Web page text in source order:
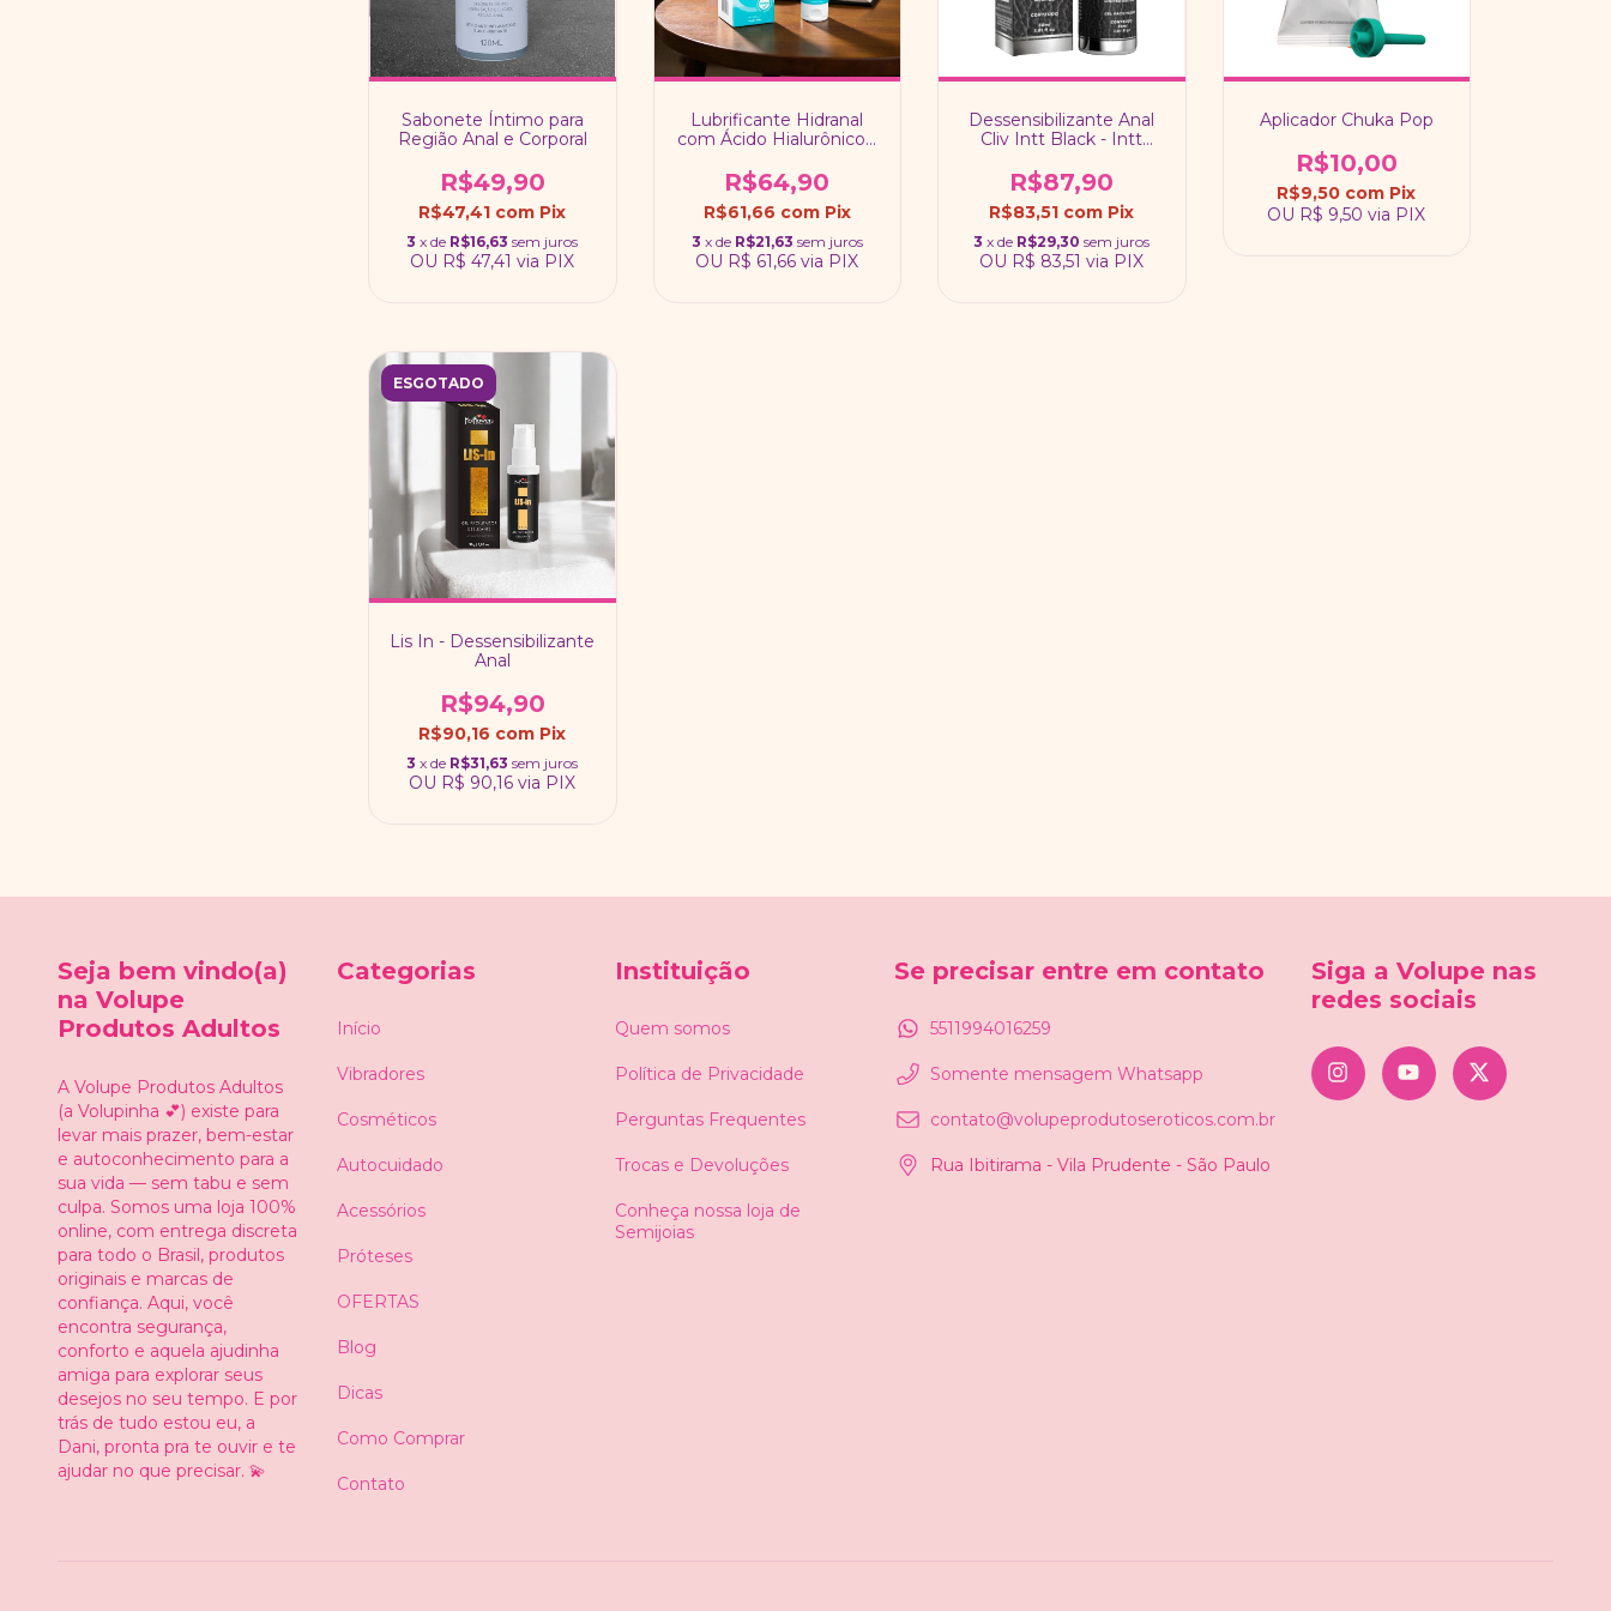
Sabonete Íntimo para
Região Anal e Corporal
R$49,90
R$47,41 com Pix
3 x de R$16,63 sem juros
OU R$ 47,41 via PIX
Lubrificante Hidranal
com Ácido Hialurônico -
R$64,90
R$61,66 com Pix
3 x de R$21,63 sem juros
OU R$ 61,66 via PIX
Dessensibilizante Anal
Cliv Intt Black - Intt
R$87,90
R$83,51 com Pix
3 x de R$29,30 sem juros
OU R$ 83,51 via PIX
Aplicador Chuka Pop
R$10,00
R$9,50 com Pix
OU R$ 9,50 via PIX
ESGOTADO
Lis In - Dessensibilizante
Anal
R$94,90
R$90,16 com Pix
3 x de R$31,63 sem juros
OU R$ 90,16 via PIX
Seja bem vindo(a)
na Volupe
Produtos Adultos
A Volupe Produtos Adultos
(a Volupinha 💕) existe para
levar mais prazer, bem-estar
e autoconhecimento para a
sua vida — sem tabu e sem
culpa. Somos uma loja 100%
online, com entrega discreta
para todo o Brasil, produtos
originais e marcas de
confiança. Aqui, você
encontra segurança,
conforto e aquela ajudinha
amiga para explorar seus
desejos no seu tempo. E por
trás de tudo estou eu, a
Dani, pronta pra te ouvir e te
ajudar no que precisar. 💫
Categorias
Início
Vibradores
Cosméticos
Autocuidado
Acessórios
Próteses
OFERTAS
Blog
Dicas
Como Comprar
Contato
Instituição
Quem somos
Política de Privacidade
Perguntas Frequentes
Trocas e Devoluções
Conheça nossa loja de
Semijoias
Se precisar entre em contato
5511994016259
Somente mensagem Whatsapp
contato@volupeprodutoseroticos.com.br
Rua Ibitirama - Vila Prudente - São Paulo
Siga a Volupe nas
redes sociais